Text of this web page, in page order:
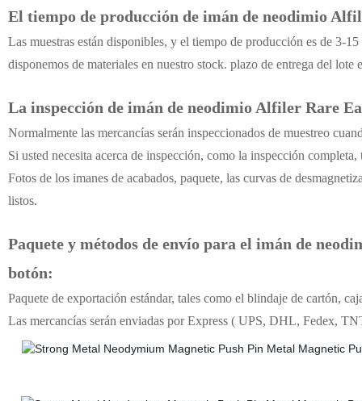
El tiempo de producción deimán de neodimio
Las muestras están disponibles, y el tiempo de producción es de 3-
disponemos de materiales en nuestro stock. plazo de entrega del
La inspección deimán de neodimio Alfiler Rare
Normalmente las mercancías serán inspeccionados de muestreo
Si usted necesita acerca de inspección, como la inspección
Fotos de los imanes de acabados, paquete, las curvas de
listos.
Paquete y métodos de envío para el imán de
botón:
Paquete de exportación estándar, tales como el blindaje de cartón,
Las mercancías serán enviadas por Express ( UPS, DHL, Fedex,